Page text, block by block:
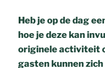
Heb je op de dag
hoe je deze kan
originele activiteit
gasten kunnen